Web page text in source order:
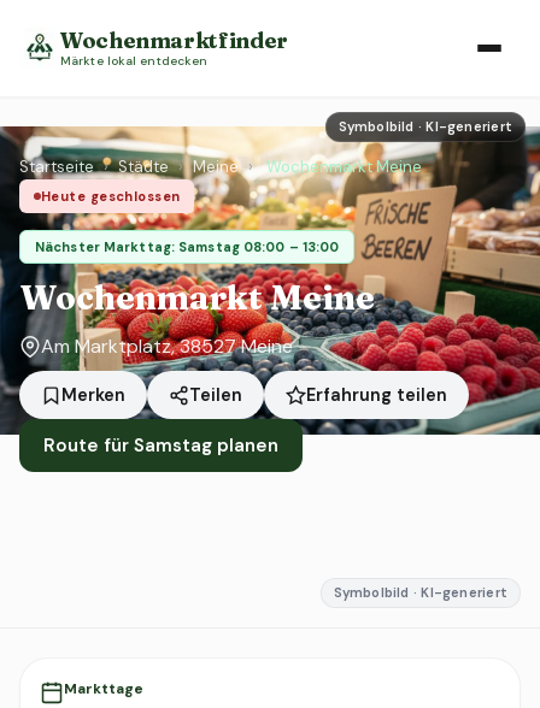
Wochenmarktfinder
Märkte lokal entdecken
Symbolbild · KI-generiert
Startseite › Städte › Meine › Wochenmarkt Meine
Heute geschlossen
Nächster Markttag: Samstag 08:00 – 13:00
Wochenmarkt Meine
Am Marktplatz, 38527 Meine
Merken Teilen Erfahrung teilen
Route für Samstag planen
Symbolbild · KI-generiert
Markttage